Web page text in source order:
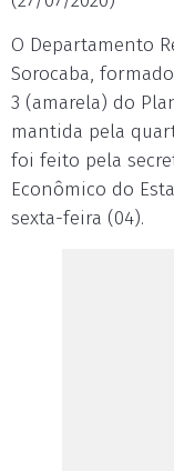
O Departamento
Sorocaba,
3 (amarela) do
mantida pela
foi feito pela
Econômico do
sexta-feira (04).